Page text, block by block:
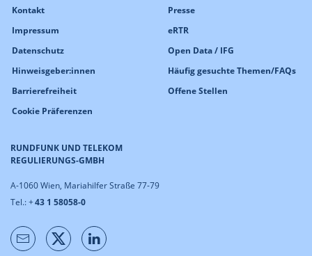
RUNDFUNK UND TELEKOM
REGULIERUNGS-GMBH
A-1060 Wien, Mariahilfer Straße 77-79
Tel.: +43 1 58058-0
Kontakt
Impressum
Datenschutz
Hinweisgeber:innen
Barrierefreiheit
Cookie Präferenzen
Presse
eRTR
Open Data / IFG
Häufig gesuchte Themen/FAQs
Offene Stellen